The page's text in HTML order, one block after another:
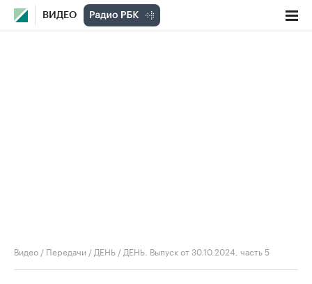
ВИДЕО
Видео / Передачи / ДЕНЬ / ДЕНЬ. Выпуск от 30.10.2024, часть 5